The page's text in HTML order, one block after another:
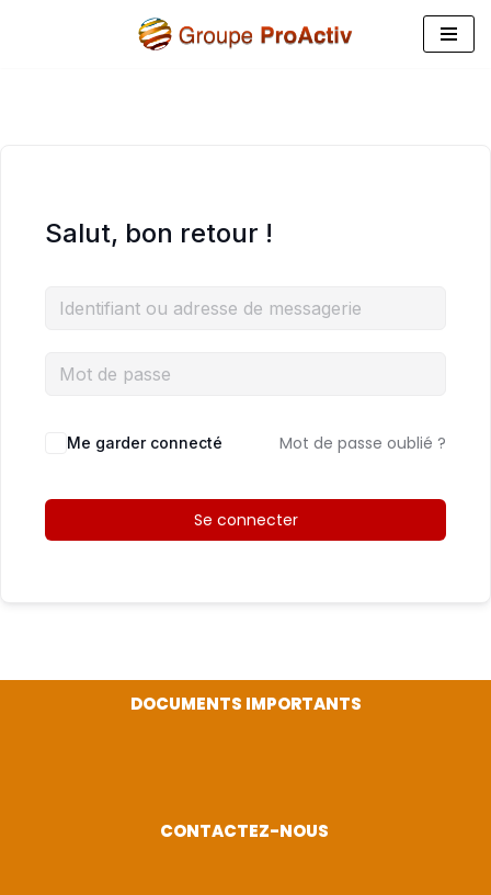
Salut, bon retour !
Me garder connecté Mot de passe oublié ?
Se connecter
DOCUMENTS IMPORTANTS
CONTACTEZ-NOUS